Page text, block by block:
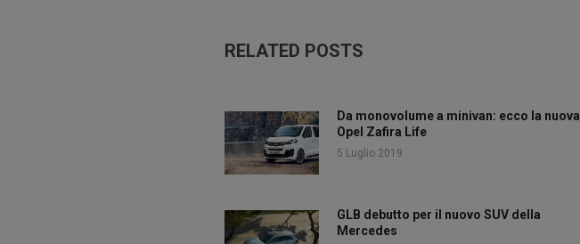
RELATED POSTS
Da monovolume a minivan: ecco la nuova
Opel Zafira Life
5 Luglio 2019
GLB debutto per il nuovo SUV della
Mercedes